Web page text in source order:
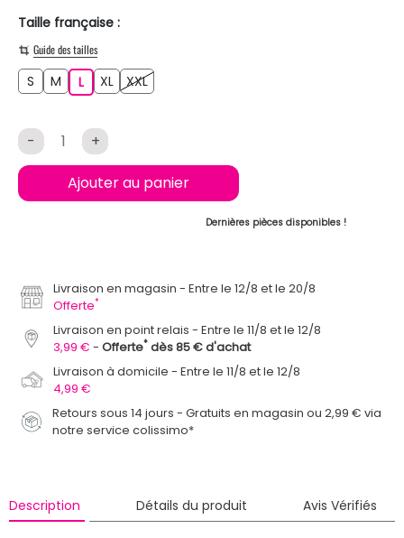
Taille française :
Guide des tailles
S M LL XL XXLXXL
- +
Ajouter au panier
Dernières pièces disponibles !
Livraison en magasin
Entre le 12/8 et le 20/8
Offerte*
Livraison en point relais
Entre le 11/8 et le 12/8
3,99 €
Offerte* dès 85 € d'achat
Livraison à domicile
Entre le 11/8 et le 12/8
4,99 €
Retours sous 14 jours - Gratuits en magasin ou 2,99 € via
notre service colissimo*
Description Détails du produit Avis Vérifiés